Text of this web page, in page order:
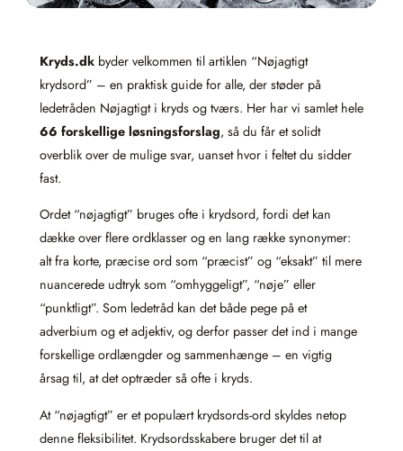
Kryds.dk byder velkommen til artiklen “Nøjagtigt
krydsord” – en praktisk guide for alle, der støder på
ledetråden Nøjagtigt i kryds og tværs. Her har vi samlet hele
66 forskellige løsningsforslag, så du får et solidt
overblik over de mulige svar, uanset hvor i feltet du sidder
fast.
Ordet “nøjagtigt” bruges ofte i krydsord, fordi det kan
dække over flere ordklasser og en lang række synonymer:
alt fra korte, præcise ord som “præcist” og “eksakt” til mere
nuancerede udtryk som “omhyggeligt”, “nøje” eller
“punktligt”. Som ledetråd kan det både pege på et
adverbium og et adjektiv, og derfor passer det ind i mange
forskellige ordlængder og sammenhænge – en vigtig
årsag til, at det optræder så ofte i kryds.
At “nøjagtigt” er et populært krydsords‑ord skyldes netop
denne fleksibilitet. Krydsordsskabere bruger det til at